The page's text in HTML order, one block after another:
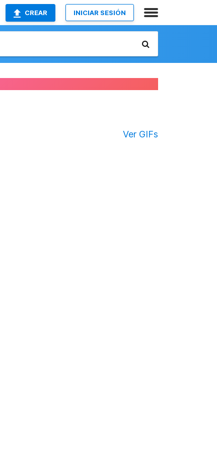
CREAR INICIAR SESIÓN
Ver GIFs